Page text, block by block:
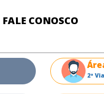
FALE CONOSCO
2ª